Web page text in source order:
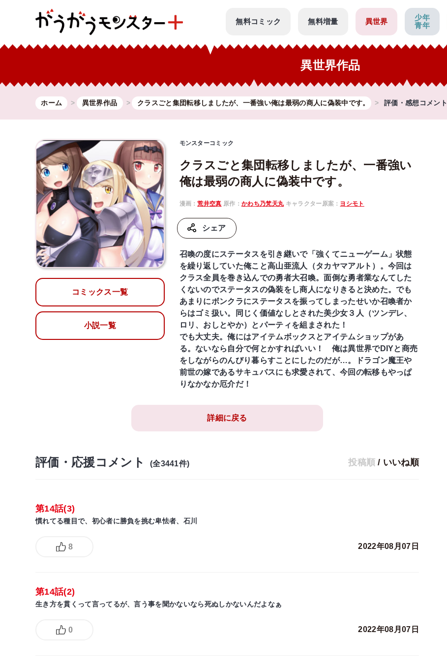
無料コミック 無料増量 異世界
少年
青年
異世界作品
ホーム 異世界作品 クラスごと集団転移しましたが、一番強い俺は最弱の商人に偽装中です。 評価・感想コメント
コミックス一覧
小説一覧
モンスターコミック
クラスごと集団転移しましたが、一番強い
俺は最弱の商人に偽装中です。
漫画：荒井空真 原作：かわち乃梵天丸キャラクター原案： ヨシモト
シェア
召喚の度にステータスを引き継いで「強くてニューゲーム」状態
を繰り返していた俺こと高山亜流人（タカヤマアルト）。今回は
クラス全員を巻き込んでの勇者大召喚。面倒な勇者業なんてした
くないのでステータスの偽装をし商人になりきると決めた。でも
あまりにボンクラにステータスを振ってしまったせいか召喚者か
らはゴミ扱い。同じく価値なしとされた美少女３人（ツンデレ、
ロリ、おしとやか）とパーティを組まされた！
でも大丈夫。俺にはアイテムボックスとアイテムショップがあ
る。ないなら自分で何とかすればいい！ 俺は異世界でDIYと商売
をしながらのんびり暮らすことにしたのだが…。ドラゴン魔王や
前世の嫁であるサキュバスにも求愛されて、今回の転移もやっぱ
りなかなか厄介だ！
詳細に戻る
評価・応援コメント (全3441件) 投稿順 / いいね順
第14話(3)
慣れてる種目で、初心者に勝負を挑む卑怯者、石川
8 2022年08月07日
第14話(2)
生き方を貫くって言ってるが、言う事を聞かないなら死ぬしかないんだよなぁ
0 2022年08月07日